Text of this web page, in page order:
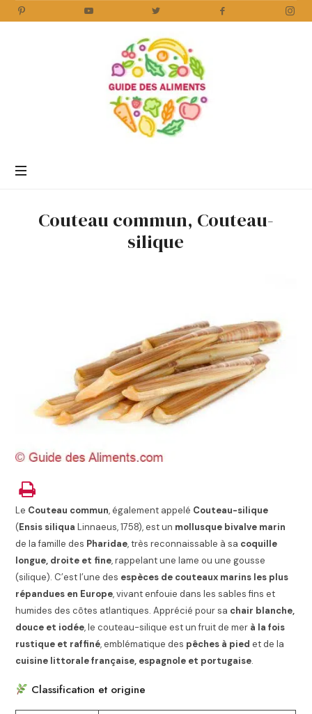
Aliments
www.guidedesaliments.com
Couteau commun, Couteau-
silique
Le Couteau commun, également appelé Couteau-silique
(Ensis siliquaLinnaeus, 1758), est un mollusque bivalve marin
de la famille des Pharidae, très reconnaissable à sa coquille
longue, droite et fine, rappelant une lame ou une gousse
(silique). C’est l’une des espèces de couteaux marins les plus
répandues en Europe, vivant enfouie dans les sables fins et
humides des côtes atlantiques. Apprécié pour sa chair blanche,
douce et iodée, le couteau-silique est un fruit de mer à la fois
rustique et raffiné, emblématique des pêches à pied et de la
cuisine littorale française, espagnole et portugaise.
Classification et origine